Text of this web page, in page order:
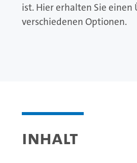
ist. Hier erhalten Sie einen
verschiedenen Optionen.
Inhalt